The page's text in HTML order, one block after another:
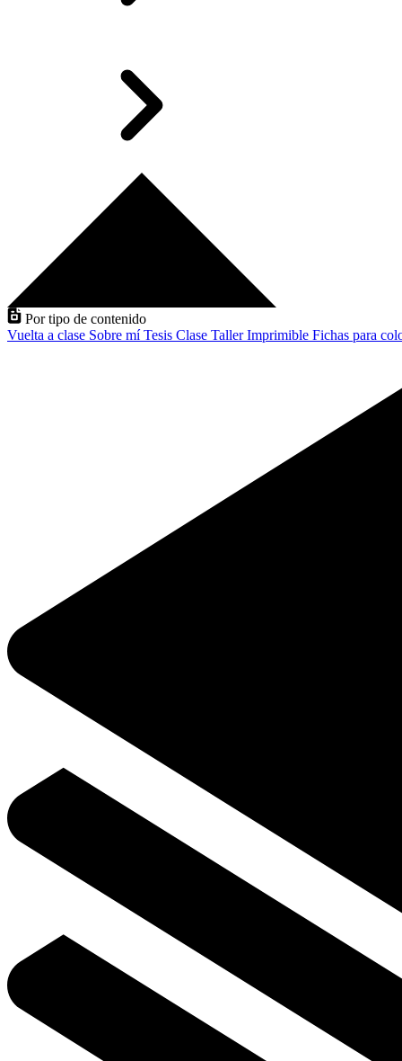
Por tipo de contenido
Vuelta a clase Sobre míTesis Clase TallerImprimible Fichas para